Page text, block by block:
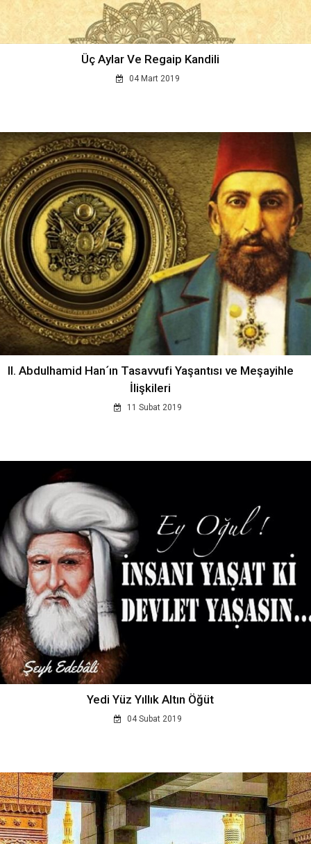
Üç Aylar Ve Regaip Kandili
04 Mart 2019
II. Abdulhamid Han´ın Tasavvufi Yaşantısı ve Meşayihle
İlişkileri
11 Subat 2019
Yedi Yüz Yıllık Altın Öğüt
04 Subat 2019